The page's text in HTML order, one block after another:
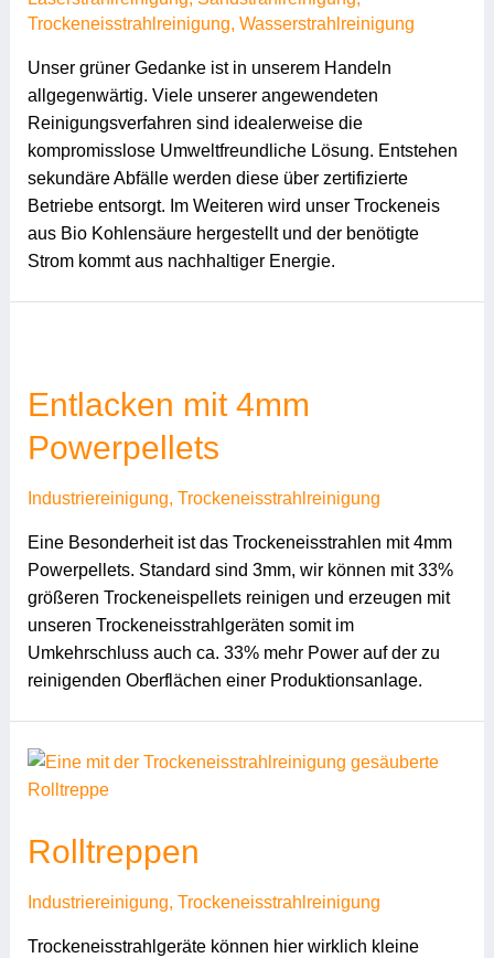
Trockeneisstrahlreinigung, Wasserstrahlreinigung
Unser grüner Gedanke ist in unserem Handeln
allgegenwärtig. Viele unserer angewendeten
Reinigungsverfahren sind idealerweise die
kompromisslose Umweltfreundliche Lösung. Entstehen
sekundäre Abfälle werden diese über zertifizierte
Betriebe entsorgt. Im Weiteren wird unser Trockeneis
aus Bio Kohlensäure hergestellt und der benötigte
Strom kommt aus nachhaltiger Energie.
Entlacken mit 4mm
Powerpellets
Industriereinigung, Trockeneisstrahlreinigung
Eine Besonderheit ist das Trockeneisstrahlen mit 4mm
Powerpellets. Standard sind 3mm, wir können mit 33%
größeren Trockeneispellets reinigen und erzeugen mit
unseren Trockeneisstrahlgeräten somit im
Umkehrschluss auch ca. 33% mehr Power auf der zu
reinigenden Oberflächen einer Produktionsanlage.
Rolltreppen
Industriereinigung, Trockeneisstrahlreinigung
Trockeneisstrahlgeräte können hier wirklich kleine